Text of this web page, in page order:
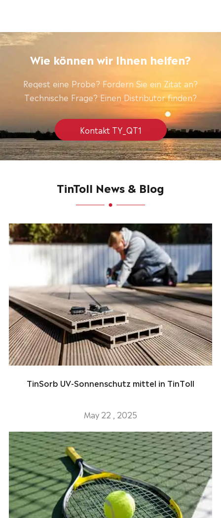
Wie können wir Ihnen helfen?
Reqest eine Probe? Fordern Sie ein Zitat an?
Technische Frage? Einen Distributor finden?
Kontakt TY_QT1
TinToll News & Blog
TinSorb UV-Sonnenschutz mittel in TinToll
May 22 , 2025